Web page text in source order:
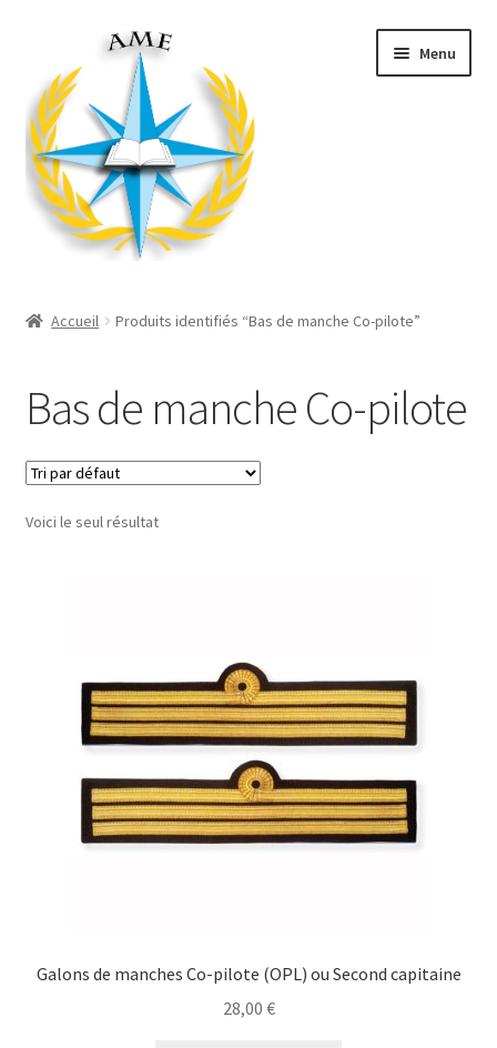
la
navigation
contenu
Menu
menu
enfant
Divers
Ouvrir
le
Habillement
Drapeaux
Accueil Produits identifiés “Bas de manche Co-pilote”
Bas de manche Co-pilote
Voici le seul résultat
Galons de manches Co-pilote (OPL) ou Second capitaine
28,00 €